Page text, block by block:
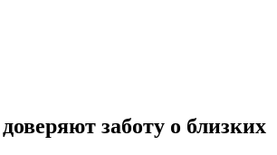
заботу о близких